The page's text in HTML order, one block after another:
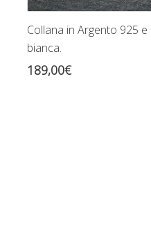
Collana in Argento 925
bianca.
189,00€